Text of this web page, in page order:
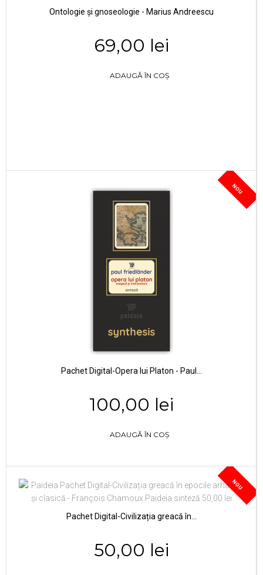
Ontologie și gnoseologie - Marius Andreescu
69,00 lei
ADAUGĂ ÎN COȘ
NOU
Pachet Digital-Opera lui Platon - Paul...
100,00 lei
ADAUGĂ ÎN COȘ
NOU
Pachet Digital-Civilizația greacă în...
50,00 lei